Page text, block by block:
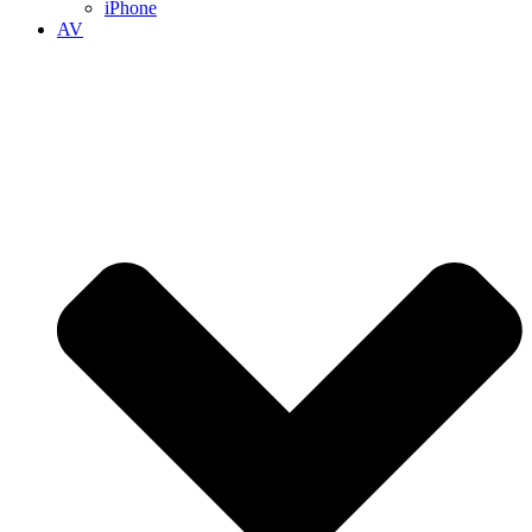
iPhone
AV